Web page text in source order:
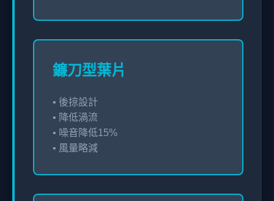
鐮刀型葉片
• 後掠設計
• 降低渦流
• 噪音降低15%
• 風量略減